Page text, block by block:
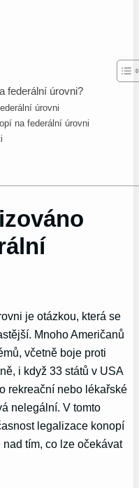
federální úrovni?
úrovni
na federální úrovni
je otázkou, která se
Mnoho Američanů
včetně boje proti
i když 33 států v USA
rekreační nebo lékařské
nelegální. V tomto
legalizace konopí
tím, co lze očekávat